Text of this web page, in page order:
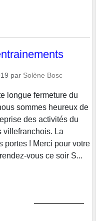
par Solène Bosc
longue fermeture du
sommes heureux de
des activités du
villefranchois. La
portes ! Merci pour votre
vous ce soir S...